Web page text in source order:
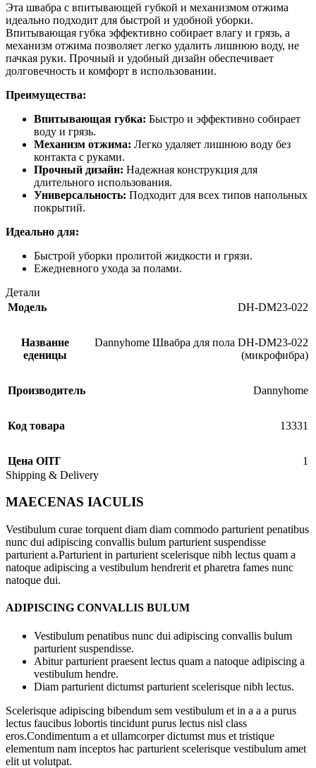
Эта швабра с впитывающей губкой и механизмом отжима
идеально подходит для быстрой и удобной уборки.
Впитывающая губка эффективно собирает влагу и грязь, а
механизм отжима позволяет легко удалить лишнюю воду, не
пачкая руки. Прочный и удобный дизайн обеспечивает
долговечность и комфорт в использовании.
Преимущества:
Впитывающая губка: Быстро и эффективно собирает
воду и грязь.
Механизм отжима: Легко удаляет лишнюю воду без
контакта с руками.
Прочный дизайн: Надежная конструкция для
длительного использования.
Универсальность: Подходит для всех типов напольных
покрытий.
Идеально для:
Быстрой уборки пролитой жидкости и грязи.
Ежедневного ухода за полами.
Детали
Модель
DH-DM23-022
Название
еденицы
Dannyhome Швабра для пола DH-DM23-022
(микрофибра)
Производитель Dannyhome
Код товара 13331
Цена ОПТ
1
Shipping & Delivery
MAECENAS IACULIS
Vestibulum curae torquent diam diam commodo parturient penatibus
nunc dui adipiscing convallis bulum parturient suspendisse
parturient a.Parturient in parturient scelerisque nibh lectus quam a
natoque adipiscing a vestibulum hendrerit et pharetra fames nunc
natoque dui.
ADIPISCING CONVALLIS BULUM
Vestibulum penatibus nunc dui adipiscing convallis bulum
parturient suspendisse.
Abitur parturient praesent lectus quam a natoque adipiscing a
vestibulum hendre.
Diam parturient dictumst parturient scelerisque nibh lectus.
Scelerisque adipiscing bibendum sem vestibulum et in a a a purus
lectus faucibus lobortis tincidunt purus lectus nisl class
eros.Condimentum a et ullamcorper dictumst mus et tristique
elementum nam inceptos hac parturient scelerisque vestibulum amet
elit ut volutpat.